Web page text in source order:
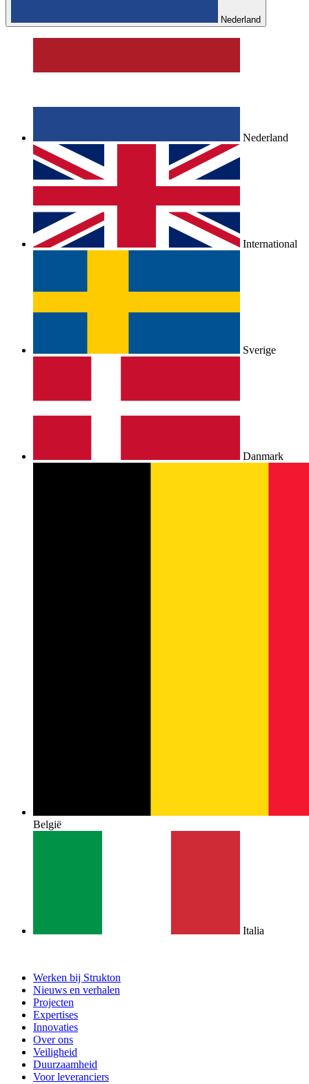
Nederland
Nederland
International
Sverige
Danmark
België
Italia
Werken bij Strukton
Nieuws en verhalen
Projecten
Expertises
Innovaties
Over ons
Veiligheid
Duurzaamheid
Voor leveranciers